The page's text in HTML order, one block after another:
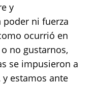
y
poder ni fuerza
ocurrió en
no gustarnos,
se impusieron a
estamos ante